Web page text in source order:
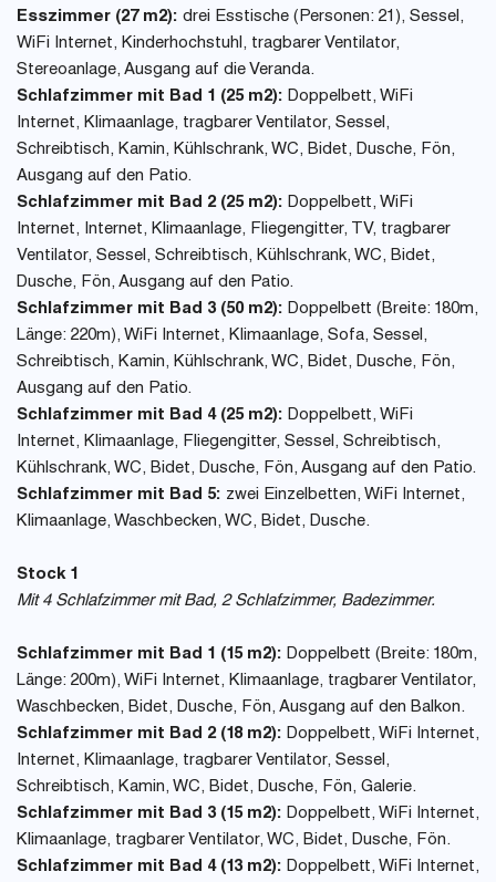
Esszimmer (27 m2): drei Esstische (Personen: 21), Sessel,
WiFi Internet, Kinderhochstuhl, tragbarer Ventilator,
Stereoanlage, Ausgang auf die Veranda.
Schlafzimmer mit Bad 1 (25 m2): Doppelbett, WiFi
Internet, Klimaanlage, tragbarer Ventilator, Sessel,
Schreibtisch, Kamin, Kühlschrank, WC, Bidet, Dusche, Fön,
Ausgang auf den Patio.
Schlafzimmer mit Bad 2 (25 m2): Doppelbett, WiFi
Internet, Internet, Klimaanlage, Fliegengitter, TV, tragbarer
Ventilator, Sessel, Schreibtisch, Kühlschrank, WC, Bidet,
Dusche, Fön, Ausgang auf den Patio.
Schlafzimmer mit Bad 3 (50 m2): Doppelbett (Breite: 180m,
Länge: 220m), WiFi Internet, Klimaanlage, Sofa, Sessel,
Schreibtisch, Kamin, Kühlschrank, WC, Bidet, Dusche, Fön,
Ausgang auf den Patio.
Schlafzimmer mit Bad 4 (25 m2): Doppelbett, WiFi
Internet, Klimaanlage, Fliegengitter, Sessel, Schreibtisch,
Kühlschrank, WC, Bidet, Dusche, Fön, Ausgang auf den Patio.
Schlafzimmer mit Bad 5: zwei Einzelbetten, WiFi Internet,
Klimaanlage, Waschbecken, WC, Bidet, Dusche.
Stock 1
Mit 4 Schlafzimmer mit Bad, 2 Schlafzimmer, Badezimmer.
Schlafzimmer mit Bad 1 (15 m2): Doppelbett (Breite: 180m,
Länge: 200m), WiFi Internet, Klimaanlage, tragbarer Ventilator,
Waschbecken, Bidet, Dusche, Fön, Ausgang auf den Balkon.
Schlafzimmer mit Bad 2 (18 m2): Doppelbett, WiFi Internet,
Internet, Klimaanlage, tragbarer Ventilator, Sessel,
Schreibtisch, Kamin, WC, Bidet, Dusche, Fön, Galerie.
Schlafzimmer mit Bad 3 (15 m2): Doppelbett, WiFi Internet,
Klimaanlage, tragbarer Ventilator, WC, Bidet, Dusche, Fön.
Schlafzimmer mit Bad 4 (13 m2): Doppelbett, WiFi Internet,